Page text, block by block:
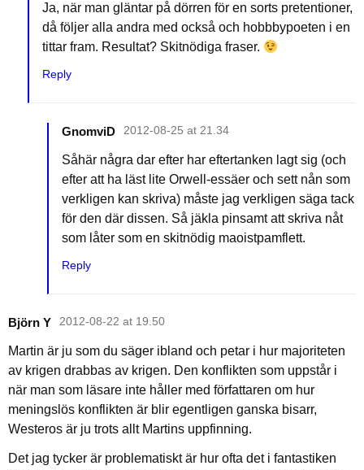
Ja, när man gläntar på dörren för en sorts pretentioner,
då följer alla andra med också och hobbbypoeten i en
tittar fram. Resultat? Skitnödiga fraser.
Reply
GnomviD 2012-08-25 at 21.34
Såhär några dar efter har eftertanken lagt sig (och
efter att ha läst lite Orwell-essäer och sett nån som
verkligen kan skriva) måste jag verkligen säga tack
för den där dissen. Så jäkla pinsamt att skriva nåt
som låter som en skitnödig maoistpamflett.
Reply
Björn Y 2012-08-22 at 19.50
Martin är ju som du säger ibland och petar i hur majoriteten
av krigen drabbas av krigen. Den konflikten som uppstår i
när man som läsare inte håller med författaren om hur
meningslös konflikten är blir egentligen ganska bisarr,
Westeros är ju trots allt Martins uppfinning.
Det jag tycker är problematiskt är hur ofta det i fantastiken